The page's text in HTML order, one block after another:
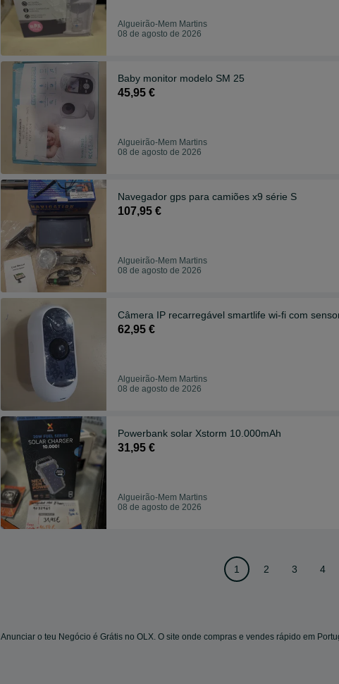
Algueirão-Mem Martins
08 de agosto de 2026
Baby monitor modelo SM 25
45,95 €
Algueirão-Mem Martins
08 de agosto de 2026
Navegador gps para camiões x9 série S
107,95 €
Algueirão-Mem Martins
08 de agosto de 2026
Câmera IP recarregável smartlife wi-fi com
62,95 €
Algueirão-Mem Martins
08 de agosto de 2026
Powerbank solar Xstorm 10.000mAh
31,95 €
Algueirão-Mem Martins
08 de agosto de 2026
1 2 3 4
Anunciar o teu Negócio é Grátis no OLX. O site onde compras e vendes rápido em